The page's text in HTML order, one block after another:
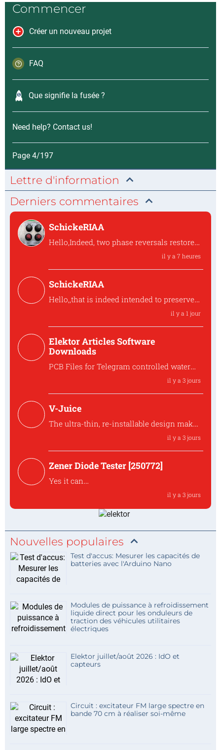
Commencer
Créer un nouveau projet
FAQ
Que signifie la fusée ?
Need help? Contact us!
Page 4/197
Lettre d'information
Derniers commentaires
SchickeRIAA
Hello,Indeed, two phase reversals restore
the output to phase with the input.Erryson
Hello,Indeed, two phase reversals restore
il y a 7 heures
SchickeRIAA
Hello,,that is indeed intended to preserve
the overall phase. the shunt feedback
the ove...
il y a 1 jour
Elektor Articles Software
Downloads
PCB Files for Telegram controlled water
Where can I find the PCB files for the
il y a 3 jours
V-Juice
The ultra-thin, re-installable design makes
V-Juice a practical solution that fits
V-Juic...
il y a 3 jours
Zener Diode Tester [250772]
Yes it can
The MUR120 can be replaced by another
il y a 3 jours
Nouvelles populaires
Test d'accus: Mesurer les capacités de
batteries avec l'Arduino Nano
Modules de puissance à refroidissement
liquide direct pour les onduleurs de
traction des véhicules utilitaires
électriques
Elektor juillet/août 2026 : IdO et
capteurs
Circuit : excitateur FM large spectre en
bande 70 cm à réaliser soi-même